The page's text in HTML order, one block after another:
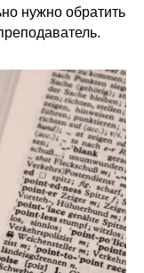
нужно обратить